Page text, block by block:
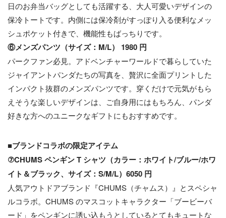
日のお弁当バッグとしても活躍する、大人可愛いデザインの
保冷トートです。内側には保冷剤がすっぽり入る便利なメッ
シュポケット付きで、機能性もばっちりです。
⑥メンズパンツ（サイズ：M/L） 1980 円
パークファン必見。アドベンチャーワールドで暮らしていた
ジャイアントパンダたちの写真を、贅沢に全面プリントした
インパクト抜群のメンズパンツです。穿くだけで元気がもら
えそうな楽しいデザインは、ご自身用にはもちろん、パンダ
好きな方へのユニークなギフトにもおすすめです。
■ブランドコラボの限定アイテム
⑦CHUMS ペンギン T シャツ（カラー：ホワイト/ブルー/ホワ
イト＆ブラック、サイズ：S/M/L）6050 円
人気アウトドアブランド『CHUMS（チャムス）』とスペシャ
ルコラボ。CHUMS のマスコットキャラクター「ブービーバ
ード」をペンギンに誘い込もうとしているとてもキュートな